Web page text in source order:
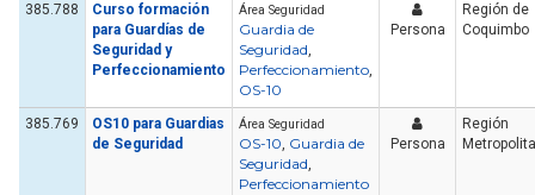
385.788
Curso formación
para Guardías de
Seguridad y
Perfeccionamiento
Área Seguridad
Guardia de
Seguridad,
Perfeccionamiento,
OS-10
Persona
Región de
Coquimbo
385.769
OS10 para Guardias
de Seguridad
Área Seguridad
OS-10, Guardia de
Seguridad,
Perfeccionamiento
Persona
Región